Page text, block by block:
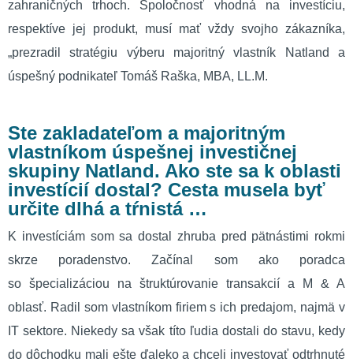
zahraničných trhoch. Spoločnosť vhodná na investíciu,
respektíve jej produkt, musí mať vždy svojho zákazníka,
„prezradil stratégiu výberu majoritný vlastník Natland a
úspešný podnikateľ Tomáš Raška, MBA, LL.M.
Ste zakladateľom a majoritným
vlastníkom úspešnej investičnej
skupiny Natland. Ako ste sa k oblasti
investícií dostal? Cesta musela byť
určite dlhá a tŕnistá …
K investíciám som sa dostal zhruba pred pätnástimi rokmi
skrze poradenstvo. Začínal som ako poradca
so špecializáciou na štruktúrovanie transakcií a M & A
oblasť. Radil som vlastníkom firiem s ich predajom, najmä v
IT sektore. Niekedy sa však títo ľudia dostali do stavu, kedy
do dôchodku mali ešte ďaleko a chceli investovať odtrhnuté